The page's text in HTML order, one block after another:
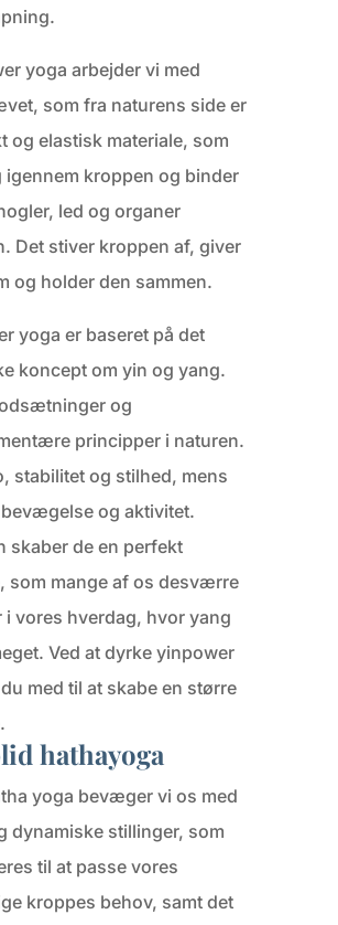
yoga arbejder vi med
som fra naturens side er
og elastisk materiale, som
igennem kroppen og binder
led og organer
Det stiver kroppen af, giver
og holder den sammen.
yoga er baseret på det
koncept om yin og yang.
og
principper i naturen.
stabilitet og stilhed, mens
og aktivitet.
skaber de en perfekt
som mange af os desværre
i vores hverdag, hvor yang
Ved at dyrke yinpower
med til at skabe en større
hathayoga
yoga bevæger vi os med
dynamiske stillinger, som
til at passe vores
kroppes behov, samt det